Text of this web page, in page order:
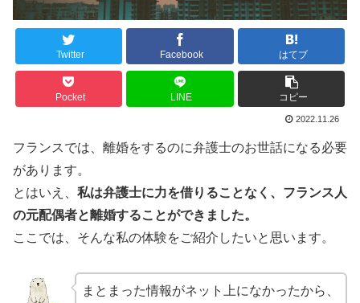
Twitter Facebook はてブ
Pocket LINE コピー
2022.11.26
フランスでは、離婚をするのに弁護士のお世話になる必要
があります。
とはいえ、 私は弁護士に力を借りることなく、フランス人
の元配偶者と離婚することができました。
ここでは、そんな私の体験をご紹介したいと思います。
まとまった情報がネット上になかったから、